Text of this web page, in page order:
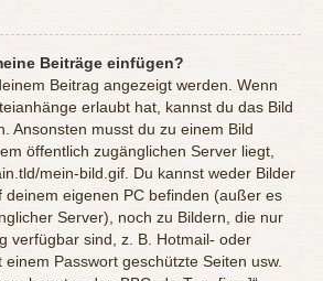
Beiträge einfügen?
Beitrag angezeigt werden. Wenn
erlaubt hat, kannst du das Bild
Ansonsten musst du zu einem Bild
öffentlich zugänglichen Server liegt,
mein-bild.gif. Du kannst weder Bilder
deinem eigenen PC befinden (außer es
Server), noch zu Bildern, die nur
verfügbar sind, z. B. Hotmail- oder
Passwort geschützte Seiten usw.